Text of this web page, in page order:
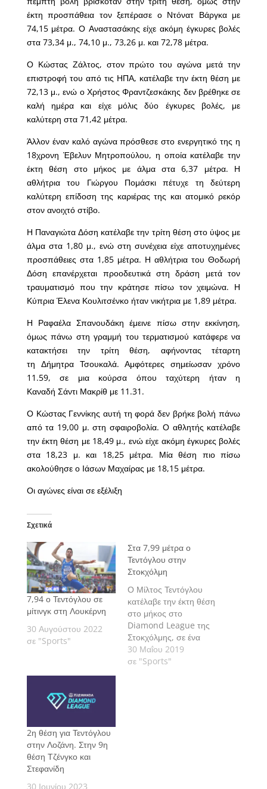
έκτη προσπάθεια τον ξεπέρασε ο Ντόνατ Βάργκα με
74,15 μέτρα. Ο Αναστασάκης είχε ακόμη έγκυρες βολές
στα 73,34 μ., 74,10 μ., 73,26 μ. και 72,78 μέτρα.
Ο Κώστας Ζάλτος, στον πρώτο του αγώνα μετά την
επιστροφή του από τις ΗΠΑ, κατέλαβε την έκτη θέση με
72,13 μ., ενώ ο Χρήστος Φραντζεσκάκης δεν βρέθηκε σε
καλή ημέρα και είχε μόλις δύο έγκυρες βολές, με
καλύτερη στα 71,42 μέτρα.
Άλλον έναν καλό αγώνα πρόσθεσε στο ενεργητικό της η
18χρονη Έβελυν Μητροπούλου, η οποία κατέλαβε την
έκτη θέση στο μήκος με άλμα στα 6,37 μέτρα. Η
αθλήτρια του Γιώργου Πομάσκι πέτυχε τη δεύτερη
καλύτερη επίδοση της καριέρας της και ατομικό ρεκόρ
στον ανοιχτό στίβο.
Η Παναγιώτα Δόση κατέλαβε την τρίτη θέση στο ύψος με
άλμα στα 1,80 μ., ενώ στη συνέχεια είχε αποτυχημένες
προσπάθειες στα 1,85 μέτρα. Η αθλήτρια του Θοδωρή
Δόση επανέρχεται προοδευτικά στη δράση μετά τον
τραυματισμό που την κράτησε πίσω τον χειμώνα. Η
Κύπρια Έλενα Κουλιτσένκο ήταν νικήτρια με 1,89 μέτρα.
Η Ραφαέλα Σπανουδάκη έμεινε πίσω στην εκκίνηση,
όμως πάνω στη γραμμή του τερματισμού κατάφερε να
κατακτήσει την τρίτη θέση, αφήνοντας τέταρτη
τη Δήμητρα Τσουκαλά. Αμφότερες σημείωσαν χρόνο
11.59, σε μια κούρσα όπου ταχύτερη ήταν η
Καναδή Σάντι Μακρίθ με 11.31.
Ο Κώστας Γεννίκης αυτή τη φορά δεν βρήκε βολή πάνω
από τα 19,00 μ. στη σφαιροβολία. Ο αθλητής κατέλαβε
την έκτη θέση με 18,49 μ., ενώ είχε ακόμη έγκυρες βολές
στα 18,23 μ. και 18,25 μέτρα. Μία θέση πιο πίσω
ακολούθησε ο Ιάσων Μαχαίρας με 18,15 μέτρα.
Οι αγώνες είναι σε εξέλιξη
Σχετικά
7,94 ο Τεντόγλου σε
μίτινγκ στη Λουκέρνη
30 Αυγούστου 2022
σε "Sports"
Στα 7,99 μέτρα ο
Τεντόγλου στην
Στοκχόλμη
Ο Μίλτος Τεντόγλου
κατέλαβε την έκτη θέση
στο μήκος στο
Diamond League της
Στοκχόλμης, σε ένα
απόγευμα που οι 12
βαθμοί Κελσίου και ο
30 Μαΐου 2019
σε "Sports"
2η θέση για Τεντόγλου
στην Λοζάνη. Στην 9η
θέση Τζένγκο και
Στεφανίδη
30 Ιουνίου 2023